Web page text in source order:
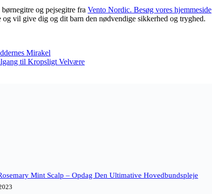
og pejsegitre fra Vento Nordic. Besøg vores hjemmeside
vil give dig og dit barn den nødvendige sikkerhed og tryghed.
Mirakel
til Kropsligt Velvære
Mint Scalp – Opdag Den Ultimative Hovedbundspleje